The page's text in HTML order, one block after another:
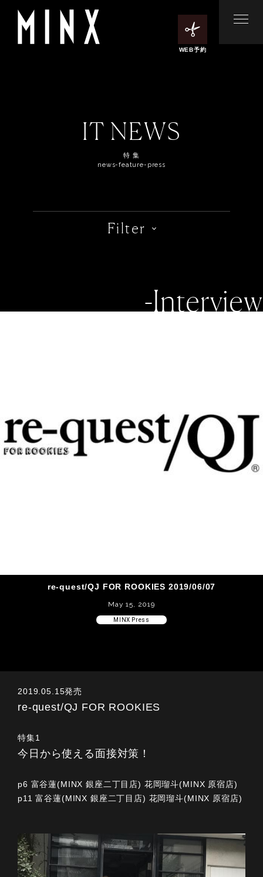
WEB予約
IT NEWS
特 集
news-feature-press
Filter
-Interview
re-quest/QJ FOR ROOKIES 2019/06/07
May 15, 2019
MINX Press
2019.05.15発売
re-quest/QJ FOR ROOKIES
特集1
今日から使える面接対策！
p6 富谷蓮(MINX 銀座二丁目店) 花岡瑠斗(MINX 原宿店)
p11 富谷蓮(MINX 銀座二丁目店) 花岡瑠斗(MINX 原宿店)